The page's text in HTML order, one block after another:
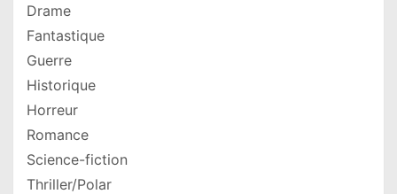
Drame
Fantastique
Guerre
Historique
Horreur
Romance
Science-fiction
Thriller/Polar